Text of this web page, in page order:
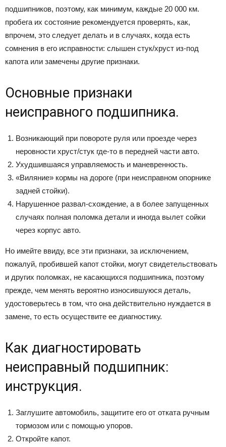
подшипников, поэтому, как минимум, каждые 20 000 км.
пробега их состояние рекомендуется проверять, как,
впрочем, это следует делать и в случаях, когда есть
сомнения в его исправности: слышен стук/хруст из-под
капота или замечены другие признаки.
Основные признаки
неисправного подшипника.
Возникающий при повороте руля или проезде через
неровности хруст/стук где-то в передней части авто.
Ухудшившаяся управляемость и маневренность.
«Виляние» кормы на дороге (при неисправном опорнике
задней стойки).
Нарушенное развал-схождение, а в более запущенных
случаях полная поломка детали и иногда вылет сойки
через корпус авто.
Но имейте ввиду, все эти признаки, за исключением,
пожалуй, пробившей капот стойки, могут свидетельствовать
и других поломках, не касающихся подшипника, поэтому
прежде, чем менять вероятно износившуюся деталь,
удостоверьтесь в том, что она действительно нуждается в
замене, то есть осуществите ее диагностику.
Как диагностировать
неисправный подшипник:
инструкция.
Заглушите автомобиль, защитите его от отката ручным
тормозом или с помощью упоров.
Откройте капот.